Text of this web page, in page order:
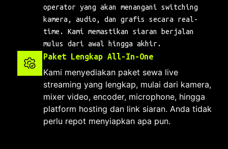
operator yang akan menangani switching
kamera, audio, dan grafis secara real-
time. Kami memastikan siaran berjalan
mulus dari awal hingga akhir.
Paket Lengkap All-In-One
Kami menyediakan paket sewa live
streaming yang lengkap, mulai dari kamera,
mixer video, encoder, microphone, hingga
platform hosting dan link siaran. Anda tidak
perlu repot menyiapkan apa pun.